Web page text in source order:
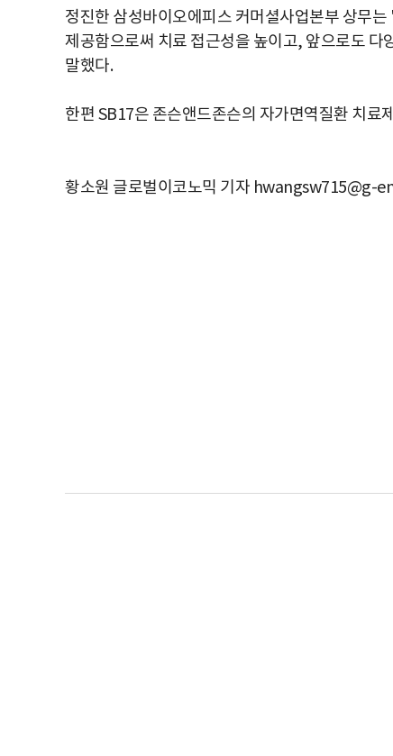
정진한 삼성바이오에피스 커머셜사업본부 상무
제공함으로써 치료 접근성을 높이고, 앞으로도
말했다.
한편 SB17은 존슨앤드존슨의 자가면역질환 치료
황소원 글로벌이코노믹 기자 hwangsw715@g-